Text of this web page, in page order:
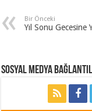
Bir Önceki
Yıl Sonu Gecesine
Sosyal Medya